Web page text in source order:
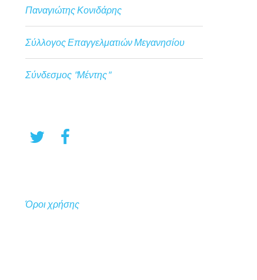
Παναγιώτης Κονιδάρης
Σύλλογος Επαγγελματιών Μεγανησίου
Σύνδεσμος "Μέντης"
Όροι χρήσης